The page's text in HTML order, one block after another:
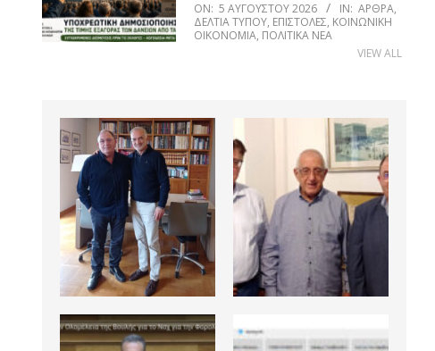
ON: 5 ΑΥΓΟΎΣΤΟΥ 2026 IN: ΆΡΘΡΑ,
ΔΕΛΤΊΑ ΤΎΠΟΥ, ΕΠΙΣΤΟΛΈΣ, ΚΟΙΝΩΝΙΚΉ
ΟΙΚΟΝΟΜΊΑ, ΠΟΛΙΤΙΚΆ ΝΈΑ
VIEW ALL